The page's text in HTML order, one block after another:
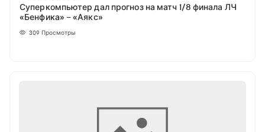
Суперкомпьютер дал прогноз на матч 1/8 финала ЛЧ
«Бенфика» – «Аякс»
309 Просмотры